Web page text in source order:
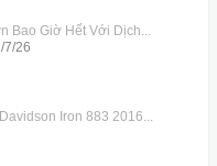
Bao Giờ Hết Với Dịch...
7/26
Iron 883 2016...